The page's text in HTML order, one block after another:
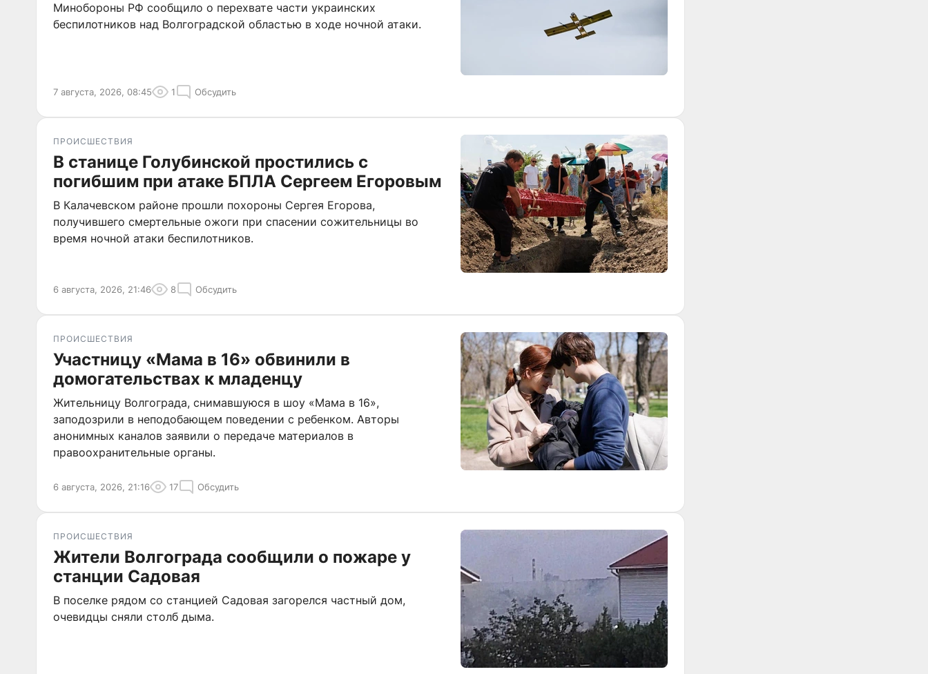
Минобороны РФ сообщило о перехвате части украинских
беспилотников над Волгоградской областью в ходе ночной атаки.
7 августа, 2026, 08:45 1 Обсудить
ПРОИСШЕСТВИЯ
В станице Голубинской простились с
погибшим при атаке БПЛА Сергеем Егоровым
В Калачевском районе прошли похороны Сергея Егорова,
получившего смертельные ожоги при спасении сожительницы во
время ночной атаки беспилотников.
6 августа, 2026, 21:46 8 Обсудить
ПРОИСШЕСТВИЯ
Участницу «Мама в 16» обвинили в
домогательствах к младенцу
Жительницу Волгограда, снимавшуюся в шоу «Мама в 16»,
заподозрили в неподобающем поведении с ребенком. Авторы
анонимных каналов заявили о передаче материалов в
правоохранительные органы.
6 августа, 2026, 21:16 17 Обсудить
ПРОИСШЕСТВИЯ
Жители Волгограда сообщили о пожаре у
станции Садовая
В поселке рядом со станцией Садовая загорелся частный дом,
очевидцы сняли столб дыма.